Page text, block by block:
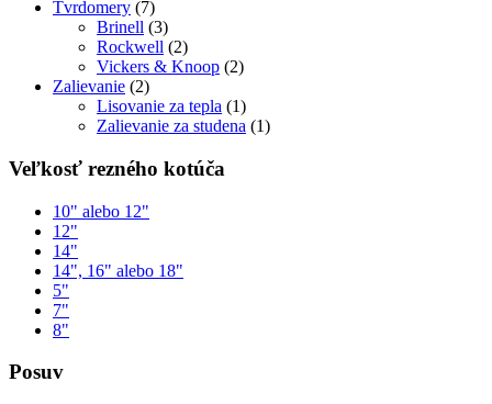
Tvrdomery (7)
Brinell (3)
Rockwell (2)
Vickers & Knoop (2)
Zalievanie (2)
Lisovanie za tepla (1)
Zalievanie za studena (1)
Veľkosť rezného kotúča
10" alebo 12"
12"
14"
14", 16" alebo 18"
5"
7"
8"
Posuv